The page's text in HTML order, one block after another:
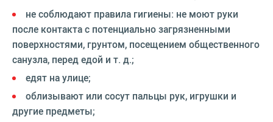
не соблюдают правила гигиены: не моют руки
после контакта с потенциально загрязненными
поверхностями, грунтом, посещением общественного
санузла, перед едой и т. д.;
едят на улице;
облизывают или сосут пальцы рук, игрушки и
другие предметы;